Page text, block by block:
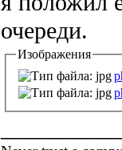
очереди.
Изображения